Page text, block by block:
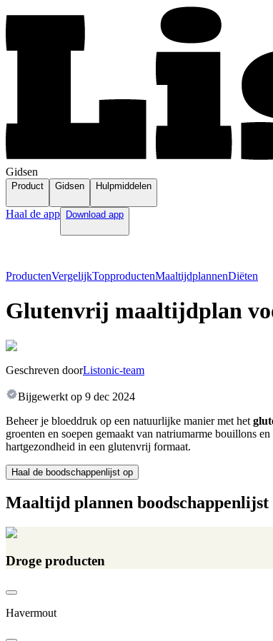
Gidsen
Product Gidsen Hulpmiddelen
Haal de app Download app
ProductenVergelijkTopproductenMaaltijdplannenDiëten
Glutenvrij maaltijdplan
Geschreven doorListonic-team
Bijgewerkt op 9 dec 2024
Beheer je bloeddruk op een natuurlijke manier met het
groenten en soepen gemaakt van natriumarme bouillons
hartgezondheid in een glutenvrij formaat.
Haal de boodschappenlijst op
Maaltijd plannen boodschappenlijst
Droge producten
Havermout